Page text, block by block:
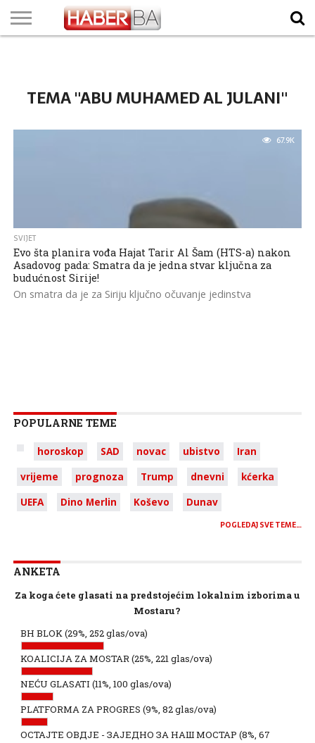
TEMA "ABU MUHAMED AL JULANI"
67.9K
SVIJET
Evo šta planira vođa Hajat Tarir Al Šam (HTS-a) nakon
Asadovog pada: Smatra da je jedna stvar ključna za
budućnost Sirije!
On smatra da je za Siriju ključno očuvanje jedinstva
POPULARNE TEME
horoskop SAD novac ubistvo
Iran
vrijeme
prognoza Trump dnevni
kćerka
UEFA
Dino Merlin Koševo Dunav
POGLEDAJ SVE TEME…
ANKETA
Za koga ćete glasati na predstojećim lokalnim izborima u
Mostaru?
BH BLOK(29%, 252 glas/ova)
KOALICIJA ZA MOSTAR(25%, 221 glas/ova)
NEĆU GLASATI (11%, 100 glas/ova)
PLATFORMA ZA PROGRES (9%, 82 glas/ova)
ОСТАЈТЕ ОВДЈЕ - ЗАЈЕДНО ЗА НАШ МОСТАР (8%, 67